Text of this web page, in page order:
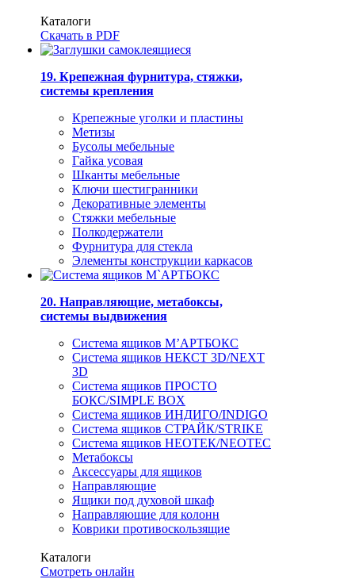
Каталоги
Скачать в PDF
19. Крепежная фурнитура, стяжки,
системы крепления
Крепежные уголки и пластины
Метизы
Бусолы мебельные
Гайка усовая
Шканты мебельные
Ключи шестигранники
Декоративные элементы
Стяжки мебельные
Полкодержатели
Фурнитура для стекла
Элементы конструкции каркасов
20. Направляющие, метабоксы,
системы выдвижения
Система ящиков М’АРТБОКС
Система ящиков НЕКСТ 3D/NEXT
3D
Система ящиков ПРОСТО
БОКС/SIMPLE BOX
Система ящиков ИНДИГО/INDIGO
Система ящиков СТРАЙК/STRIKE
Система ящиков НЕОТЕК/NEOTEC
Метабоксы
Аксессуары для ящиков
Направляющие
Ящики под духовой шкаф
Направляющие для колонн
Коврики противоскользящие
Каталоги
Смотреть онлайн